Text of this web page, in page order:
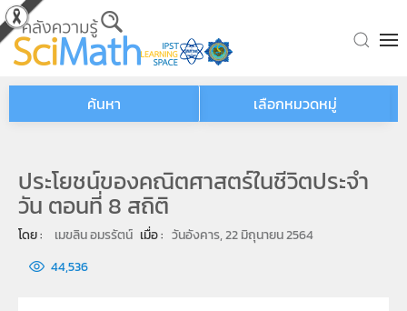
Skip to main content
ค้นหา เลือกหมวดหมู่
ประโยชน์ของคณิตศาสตร์ในชีวิตประจำ
วัน ตอนที่ 8 สถิติ
โดย : เมขลิน อมรรัตน์ เมื่อ : วันอังคาร, 22 มิถุนายน 2564
44,536